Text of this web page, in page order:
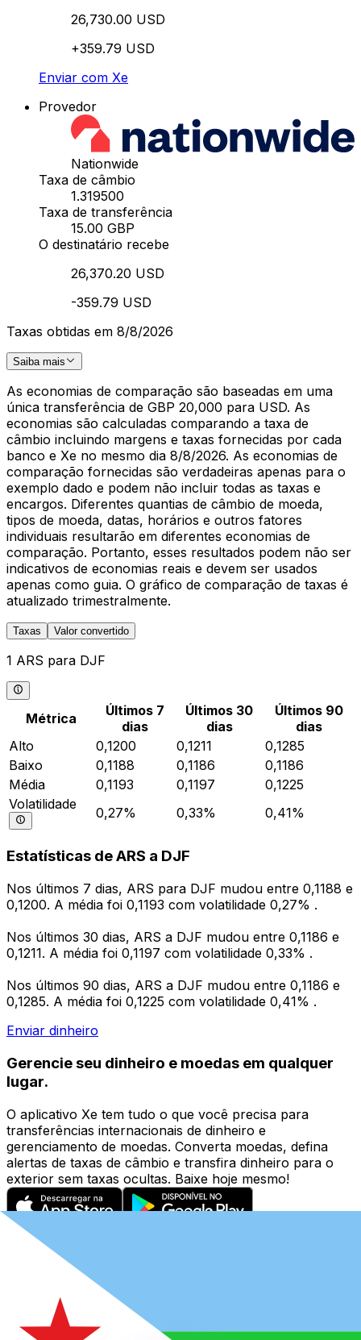
26,730.00 USD
+359.79 USD
Enviar com Xe
Provedor
Nationwide
Taxa de câmbio
1.319500
Taxa de transferência
15.00 GBP
O destinatário recebe
26,370.20 USD
-359.79 USD
Taxas obtidas em 8/8/2026
Saiba mais
As economias de comparação são baseadas em uma
única transferência de GBP 20,000 para USD. As
economias são calculadas comparando a taxa de
câmbio incluindo margens e taxas fornecidas por cada
banco e Xe no mesmo dia 8/8/2026. As economias de
comparação fornecidas são verdadeiras apenas para o
exemplo dado e podem não incluir todas as taxas e
encargos. Diferentes quantias de câmbio de moeda,
tipos de moeda, datas, horários e outros fatores
individuais resultarão em diferentes economias de
comparação. Portanto, esses resultados podem não ser
indicativos de economias reais e devem ser usados
apenas como guia. O gráfico de comparação de taxas é
atualizado trimestralmente.
Taxas Valor convertido
1 ARS para DJF
Métrica
Últimos 7
dias
Últimos 30
dias
Últimos 90
dias
Alto
0,1200 0,1211
0,1285
Baixo
0,1188 0,1186
0,1186
Média
0,1193 0,1197
0,1225
Volatilidade
0,27% 0,33% 0,41%
Estatísticas de ARS a DJF
Nos últimos 7 dias, ARS para DJF mudou entre 0,1188 e
0,1200. A média foi 0,1193 com volatilidade 0,27% .
Nos últimos 30 dias, ARS a DJF mudou entre 0,1186 e
0,1211. A média foi 0,1197 com volatilidade 0,33% .
Nos últimos 90 dias, ARS a DJF mudou entre 0,1186 e
0,1285. A média foi 0,1225 com volatilidade 0,41% .
Enviar dinheiro
Gerencie seu dinheiro e moedas em qualquer
lugar.
O aplicativo Xe tem tudo o que você precisa para
transferências internacionais de dinheiro e
gerenciamento de moedas. Converta moedas, defina
alertas de taxas de câmbio e transfira dinheiro para o
exterior sem taxas ocultas. Baixe hoje mesmo!